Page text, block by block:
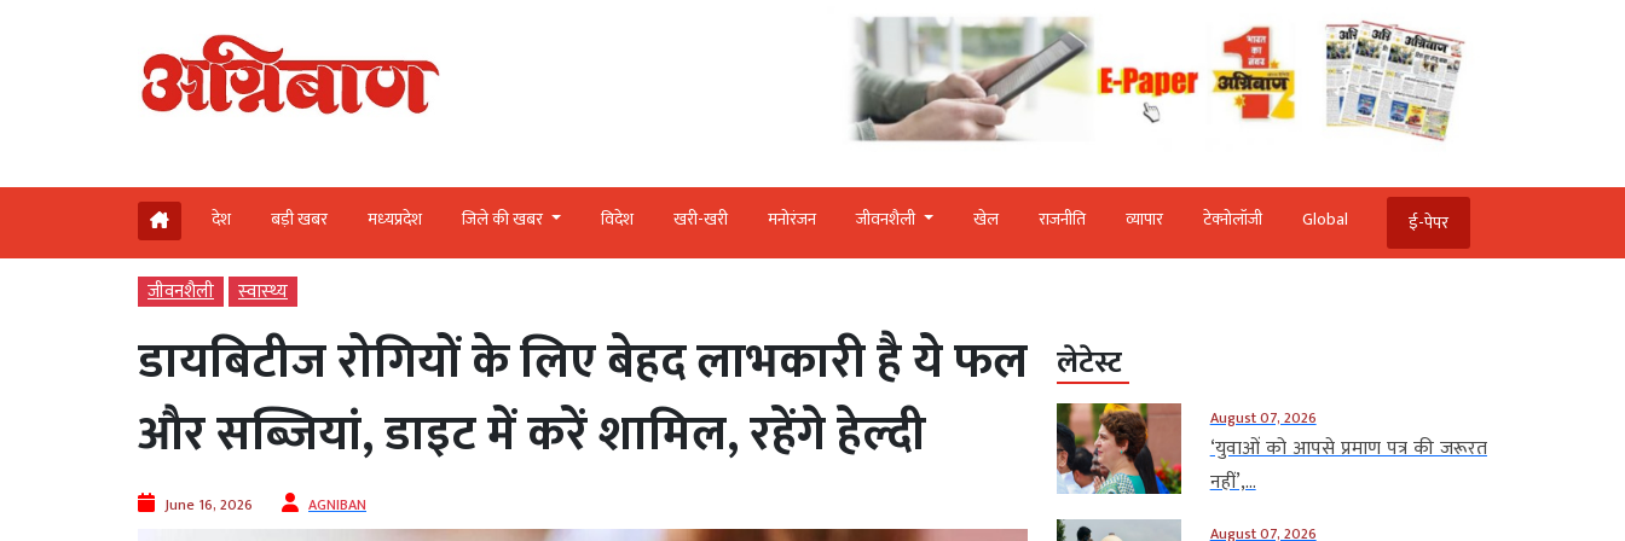
देश बड़ी खबर मध्‍यप्रदेश जिले की खबर विदेश खरी-खरी मनोरंजन जीवनशैली खेल राजनीति व्‍यापार टेक्‍नोलॉजी Global ई-पेपर
जीवनशैली स्‍वास्‍थ्‍य
डायबिटीज रोगियों के लिए बेहद लाभकारी है ये फल
और सब्जियां, डाइट में करें शामिल, रहेंगे हेल्‍दी
June 16, 2026 AGNIBAN
लेटेस्ट
August 07, 2026
‘युवाओं को आपसे प्रमाण पत्र की जरूरत
नहीं’,...
August 07, 2026